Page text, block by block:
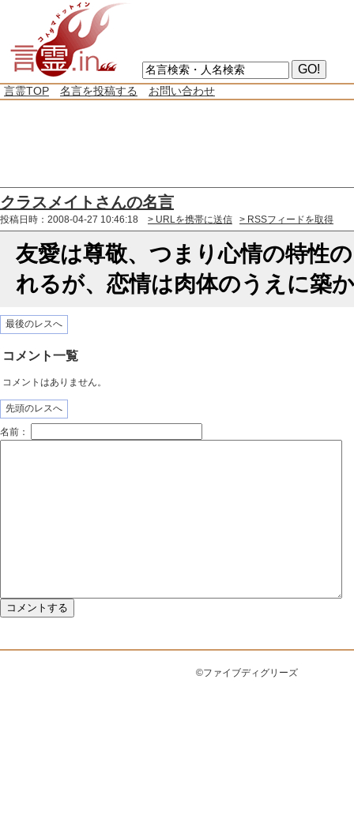
言霊TOP 名言を投稿する お問い合わせ
クラスメイトさんの名言
投稿日時：2008-04-27 10:46:18 > URLを携帯に送信 > RSSフィードを取得
友愛は尊敬、つまり心情の特性
れるが、恋情は肉体のうえに築
最後のレスへ
コメント一覧
コメントはありません。
先頭のレスへ
名前：
©ファイブディグリーズ